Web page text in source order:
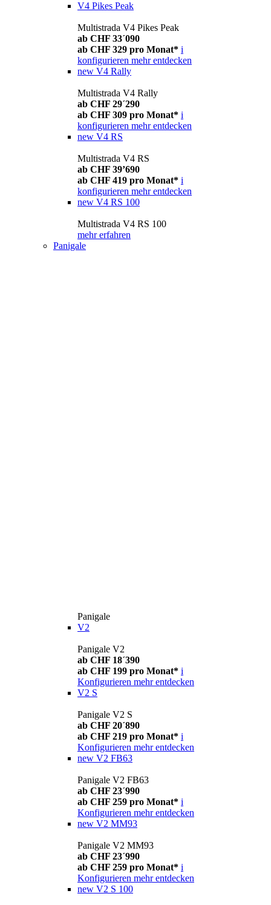
V4 Pikes Peak
Multistrada V4 Pikes Peak
ab CHF 33´090
ab CHF 329 pro Monat* i
konfigurieren mehr entdecken
new V4 Rally
Multistrada V4 Rally
ab CHF 29´290
ab CHF 309 pro Monat* i
konfigurieren mehr entdecken
new V4 RS
Multistrada V4 RS
ab CHF 39’690
ab CHF 419 pro Monat* i
konfigurieren mehr entdecken
new V4 RS 100
Multistrada V4 RS 100
mehr erfahren
Panigale
Panigale
V2
Panigale V2
ab CHF 18´390
ab CHF 199 pro Monat* i
Konfigurieren mehr entdecken
V2 S
Panigale V2 S
ab CHF 20´890
ab CHF 219 pro Monat* i
Konfigurieren mehr entdecken
new V2 FB63
Panigale V2 FB63
ab CHF 23´990
ab CHF 259 pro Monat* i
Konfigurieren mehr entdecken
new V2 MM93
Panigale V2 MM93
ab CHF 23´990
ab CHF 259 pro Monat* i
Konfigurieren mehr entdecken
new V2 S 100